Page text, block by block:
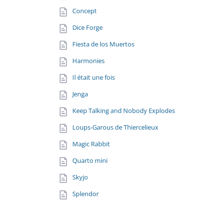
Concept
Dice Forge
Fiesta de los Muertos
Harmonies
Il était une fois
Jenga
Keep Talking and Nobody Explodes
Loups-Garous de Thiercelieux
Magic Rabbit
Quarto mini
Skyjo
Splendor